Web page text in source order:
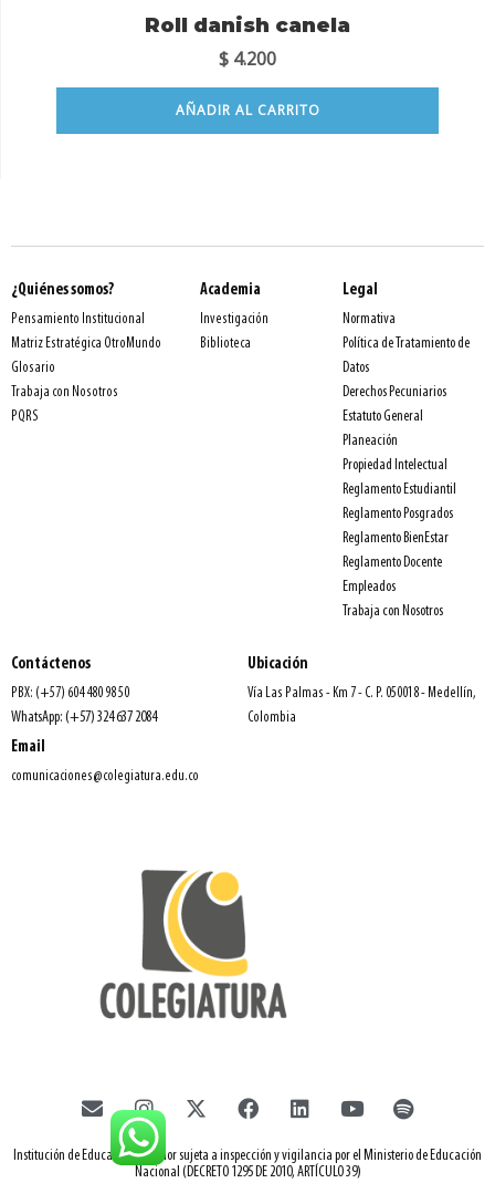
Roll danish canela
$ 4.200
AÑADIR AL CARRITO
¿Quiénes somos?
Pensamiento Institucional
Matriz Estratégica OtroMundo
Glosario
Trabaja con Nosotros
PQRS
Academia
Investigación
Biblioteca
Legal
Normativa
Política de Tratamiento de
Datos
Derechos Pecuniarios
Estatuto General
Planeación
Propiedad Intelectual
Reglamento Estudiantil
Reglamento Posgrados
Reglamento BienEstar
Reglamento Docente
Empleados
Trabaja con Nosotros
Contáctenos
PBX: (+57) 604 480 98 50
WhatsApp: (+57) 324 637 2084
Email
comunicaciones@colegiatura.edu.co
Ubicación
Vía Las Palmas - Km 7 - C. P. 050018 - Medellín,
Colombia
Institución de Educación Superior sujeta a inspección y vigilancia por el Ministerio de Educación
Nacional (DECRETO 1295 DE 2010, ARTÍCULO 39)